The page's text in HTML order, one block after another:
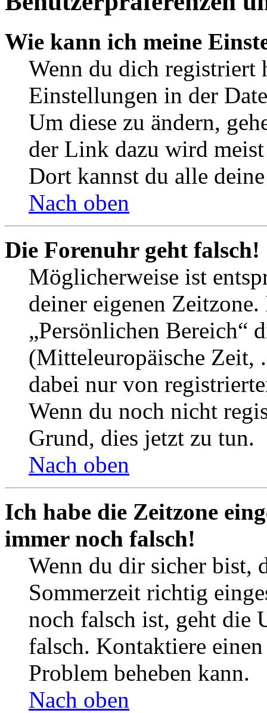
Wie kann ich meine
Wenn du dich registriert
Einstellungen in der
Um diese zu ändern,
der Link dazu wird
Dort kannst du alle
Nach oben
Die Forenuhr geht falsch!
Möglicherweise ist
deiner eigenen
„Persönlichen Bereich“
(Mitteleuropäische Zeit,
dabei nur von
Wenn du noch nicht
Grund, dies jetzt zu tun.
Nach oben
Ich habe die Zeitzone
immer noch falsch!
Wenn du dir sicher bist,
Sommerzeit richtig
noch falsch ist, geht die
falsch. Kontaktiere
Problem beheben kann.
Nach oben